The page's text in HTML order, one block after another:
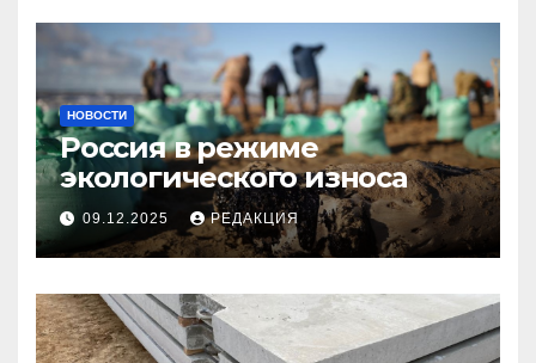
НОВОСТИ
Россия в режиме
экологического износа
09.12.2025 РЕДАКЦИЯ